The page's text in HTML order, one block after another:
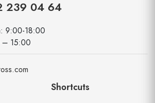
239 04 64
9:00-18:00
– 15:00
Shortcuts